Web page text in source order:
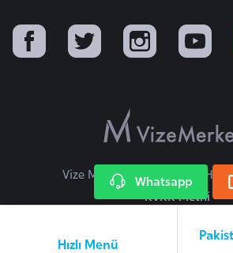
Hızlı Menü
Vize Merkezi © 2026 Tüm
KVKK Metni
y
a
Whatsapp